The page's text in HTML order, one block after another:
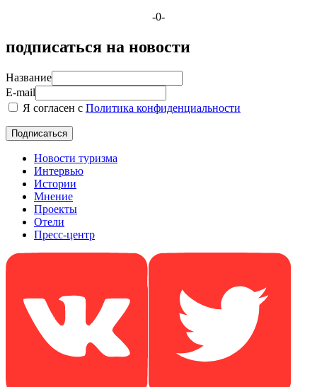
-0-
подписаться на новости
Название
E-mail
Я согласен с Политика конфиденциальности
Новости туризма
Интервью
Истории
Мнение
Проекты
Отели
Пресс-центр